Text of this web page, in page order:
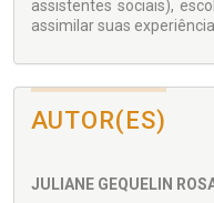
assistentes sociais),
assimilar suas
AUTOR(ES)
JULIANE GEQUELIN